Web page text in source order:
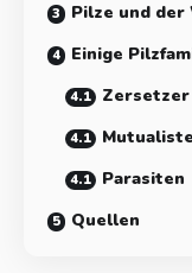
Pilze und der
Einige
Zersetzer
Parasiten
Quellen